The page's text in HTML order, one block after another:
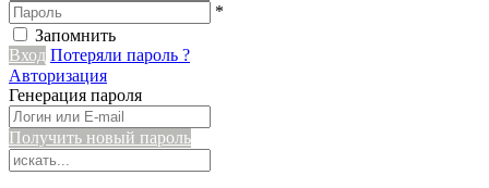
*
Запомнить
Вход Потеряли пароль ?
Авторизация
Генерация пароля
Получить новый пароль